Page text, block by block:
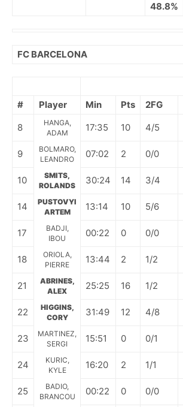
48.8%
FC BARCELONA
#
Player Min Pts 2FG
8
HANGA,
ADAM
17:35 10 4/5
9
BOLMARO,
LEANDRO
07:02 2 0/0
10
SMITS,
ROLANDS
30:24 14 3/4
14
PUSTOVYI
ARTEM
13:14 10 5/6
17
BADJI,
IBOU
00:22 0 0/0
18
ORIOLA,
PIERRE
13:44 2 1/2
21
ABRINES,
ALEX
25:25 16 1/2
22
HIGGINS,
CORY
31:49 12 4/8
23
MARTINEZ,
SERGI
15:51 0 0/1
24
KURIC,
KYLE
16:20 2 1/1
25
BADIO,
BRANCOU
00:22 0 0/0